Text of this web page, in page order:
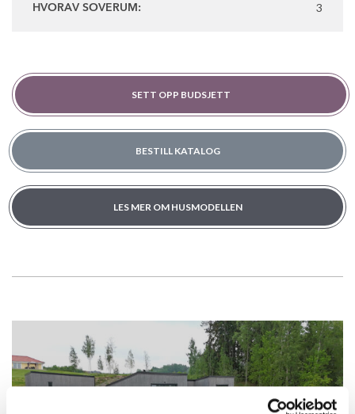
HVORAV SOVERUM: 3
SETT OPP BUDSJETT
BESTILL KATALOG
LES MER OM HUSMODELLEN